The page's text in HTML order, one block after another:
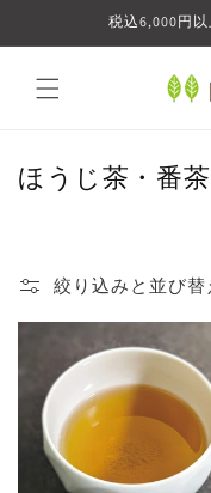
進む
税込6,000円
コ
シ
:
ほうじ茶・番茶
絞り込みと並び替